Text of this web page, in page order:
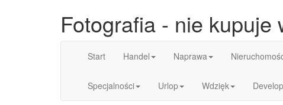
Fotografia - nie kupuje
Start Handel Naprawa
Specjalności Urlop Wdzięk